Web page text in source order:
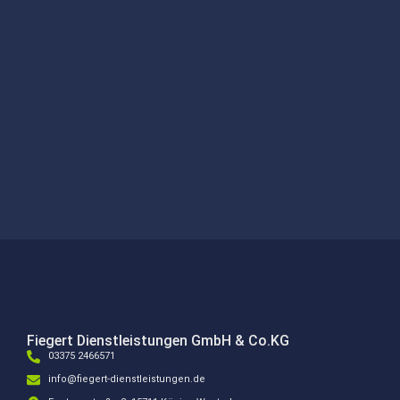
Fiegert Dienstleistungen GmbH & Co.KG
03375 2466571
info@fiegert-dienstleistungen.de